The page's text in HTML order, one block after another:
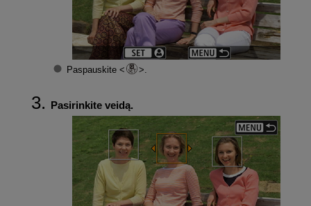
Paspauskite .
Pasirinkite veidą.